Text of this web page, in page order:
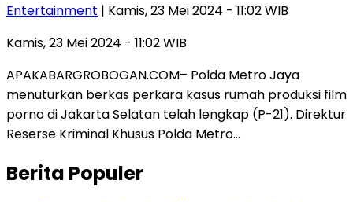
Entertainment | Kamis, 23 Mei 2024 - 11:02 WIB
Kamis, 23 Mei 2024 - 11:02 WIB
APAKABARGROBOGAN.COM– Polda Metro Jaya
menuturkan berkas perkara kasus rumah produksi film
porno di Jakarta Selatan telah lengkap (P-21). Direktur
Reserse Kriminal Khusus Polda Metro…
Berita Populer